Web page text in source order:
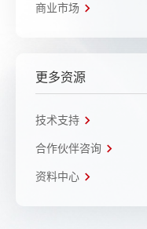
商业市场
更多资源
技术支持
合作伙伴咨询
资料中心